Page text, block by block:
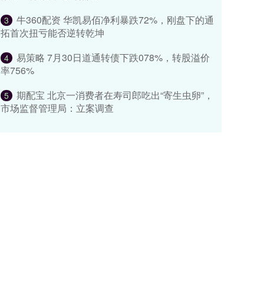
3
牛360配资 华凯易佰净利暴跌72%，刚盘下的通
拓首次扭亏能否逆转乾坤
4
易策略 7月30日道通转债下跌078%，转股溢价
率756%
5
期配宝 北京一消费者在寿司郎吃出“寄生虫卵”，
市场监督管理局：立案调查